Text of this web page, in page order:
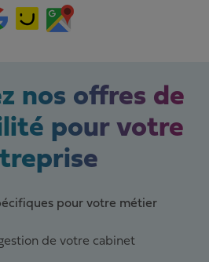
nos offres de
pour votre
pour votre métier
de votre cabinet